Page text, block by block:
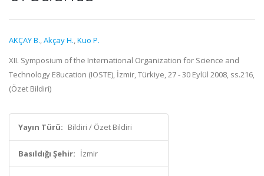
AKÇAY B.,Akçay H.,Kuo P.
XII. Symposium of the International Organization for Science and
Technology E8ucation (IOSTE), İzmir, Türkiye, 27 - 30 Eylül 2008, ss.216,
(Özet Bildiri)
Yayın Türü: Bildiri / Özet Bildiri
Basıldığı Şehir: İzmir